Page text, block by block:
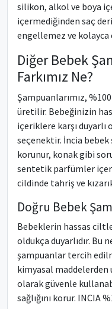
silikon, alkol ve boya
içermediğinden saç
engellemez ve kolayca
Diğer Bebek
Farkımız Ne?
Şampuanlarımız,
üretilir. Bebeğinizin
içeriklere karşı
seçenektir. İncia bebek
korunur, konak gibi
sentetik parfümler
cildinde tahriş ve
Doğru Bebek
Bebeklerin hassas
oldukça duyarlıdır. Bu
şampuanlar tercih
kimyasal maddelerden
olarak güvenle
sağlığını korur. INCIA